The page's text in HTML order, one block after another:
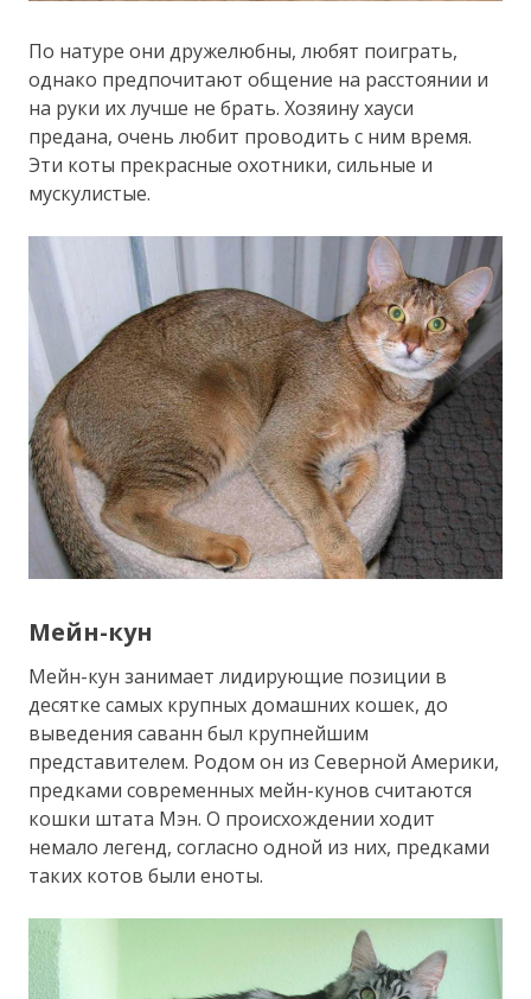
По натуре они дружелюбны, любят поиграть,
однако предпочитают общение на расстоянии и
на руки их лучше не брать. Хозяину хауси
предана, очень любит проводить с ним время.
Эти коты прекрасные охотники, сильные и
мускулистые.
Мейн-кун
Мейн-кун занимает лидирующие позиции в
десятке самых крупных домашних кошек, до
выведения саванн был крупнейшим
представителем. Родом он из Северной Америки,
предками современных мейн-кунов считаются
кошки штата Мэн. О происхождении ходит
немало легенд, согласно одной из них, предками
таких котов были еноты.